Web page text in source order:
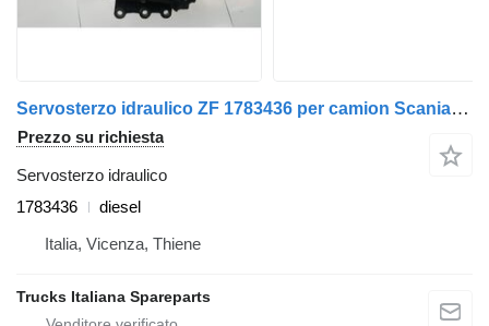
Servosterzo idraulico ZF 1783436 per camion Scania Serie G 2005>
Prezzo su richiesta
Servosterzo idraulico
1783436
diesel
Italia, Vicenza, Thiene
Trucks Italiana Spareparts